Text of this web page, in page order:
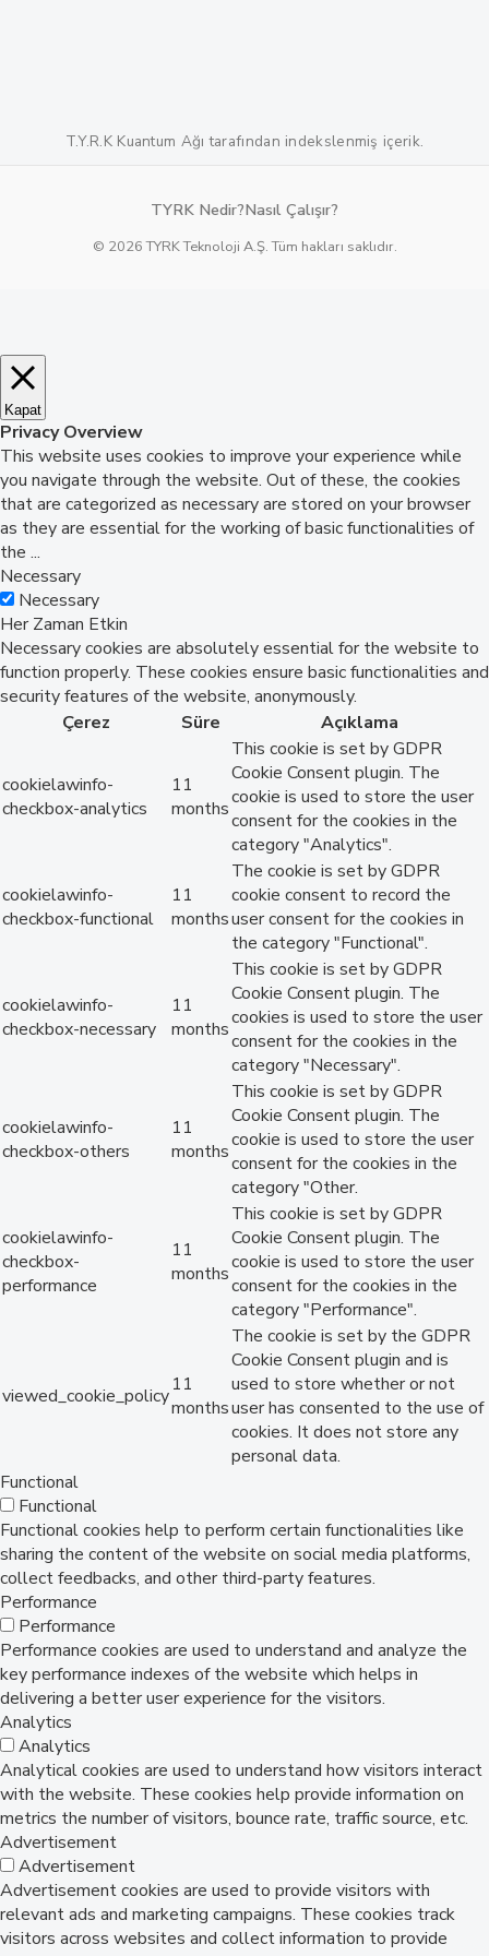
T.Y.R.K Kuantum Ağı tarafından indekslenmiş içerik.
TYRK Nedir?Nasıl Çalışır?
© 2026 TYRK Teknoloji A.Ş. Tüm hakları saklıdır.
Kapat
Privacy Overview
This website uses cookies to improve your experience while
you navigate through the website. Out of these, the cookies
that are categorized as necessary are stored on your browser
as they are essential for the working of basic functionalities of
the ...
Necessary
Necessary
Her Zaman Etkin
Necessary cookies are absolutely essential for the website to
function properly. These cookies ensure basic functionalities and
security features of the website, anonymously.
Çerez
Süre Açıklama
cookielawinfo-
checkbox-analytics
11
months
This cookie is set by GDPR
Cookie Consent plugin. The
cookie is used to store the user
consent for the cookies in the
category "Analytics".
cookielawinfo-
checkbox-functional
11
months
The cookie is set by GDPR
cookie consent to record the
user consent for the cookies in
the category "Functional".
cookielawinfo-
checkbox-necessary
11
months
This cookie is set by GDPR
Cookie Consent plugin. The
cookies is used to store the user
consent for the cookies in the
category "Necessary".
cookielawinfo-
checkbox-others
11
months
This cookie is set by GDPR
Cookie Consent plugin. The
cookie is used to store the user
consent for the cookies in the
category "Other.
cookielawinfo-
checkbox-
performance
11
months
This cookie is set by GDPR
Cookie Consent plugin. The
cookie is used to store the user
consent for the cookies in the
category "Performance".
viewed_cookie_policy11
months
The cookie is set by the GDPR
Cookie Consent plugin and is
used to store whether or not
user has consented to the use of
cookies. It does not store any
personal data.
Functional
Functional
Functional cookies help to perform certain functionalities like
sharing the content of the website on social media platforms,
collect feedbacks, and other third-party features.
Performance
Performance
Performance cookies are used to understand and analyze the
key performance indexes of the website which helps in
delivering a better user experience for the visitors.
Analytics
Analytics
Analytical cookies are used to understand how visitors interact
with the website. These cookies help provide information on
metrics the number of visitors, bounce rate, traffic source, etc.
Advertisement
Advertisement
Advertisement cookies are used to provide visitors with
relevant ads and marketing campaigns. These cookies track
visitors across websites and collect information to provide